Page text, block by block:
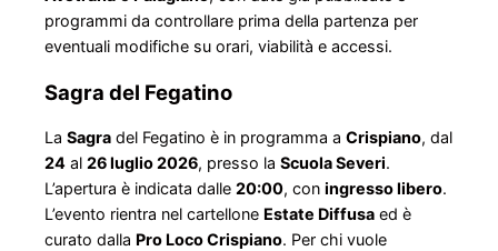
programmi da controllare prima della partenza per
eventuali modifiche su orari, viabilità e accessi.
Sagra del Fegatino
La Sagra del Fegatino è in programma a Crispiano, dal
24 al 26 luglio 2026, presso la Scuola Severi.
L’apertura è indicata dalle 20:00, con ingresso libero.
L’evento rientra nel cartellone Estate Diffusa ed è
curato dalla Pro Loco Crispiano. Per chi vuole